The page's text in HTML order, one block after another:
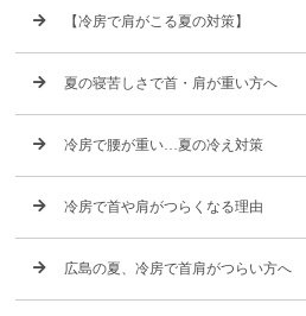
【冷房で肩がこる夏の対策】
夏の寝苦しさで首・肩が重い方へ
冷房で腰が重い…夏の冷え対策
冷房で首や肩がつらくなる理由
広島の夏、冷房で首肩がつらい方へ